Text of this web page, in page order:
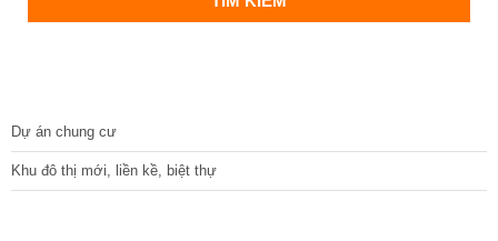
Dự án chung cư
Khu đô thị mới, liền kề, biệt thự